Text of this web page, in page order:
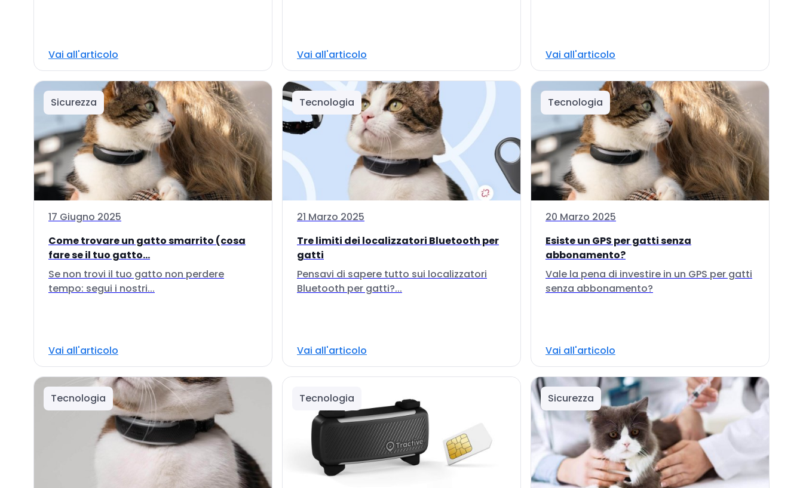
Vai all'articolo Vai all'articolo Vai all'articolo
Sicurezza
17 Giugno 2025
Come trovare un gatto smarrito (cosa
fare se il tuo gatto...
Se non trovi il tuo gatto non perdere
tempo: segui i nostri...
Vai all'articolo
Tecnologia
21 Marzo 2025
Tre limiti dei localizzatori Bluetooth per
gatti
Pensavi di sapere tutto sui localizzatori
Bluetooth per gatti?...
Vai all'articolo
Tecnologia
20 Marzo 2025
Esiste un GPS per gatti senza
abbonamento?
Vale la pena di investire in un GPS per gatti
senza abbonamento?
Vai all'articolo
Tecnologia Tecnologia Sicurezza